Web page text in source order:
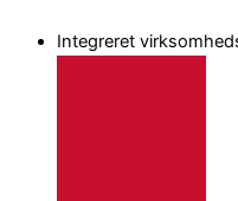
Integreret